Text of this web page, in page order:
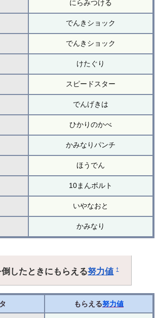
にらみつける
でんきショック
でんきショック
けたぐり
スピードスター
でんげきは
ひかりのかべ
かみなりパンチ
ほうでん
10まんボルト
いやなおと
かみなり
倒したときにもらえる努力値 †
もらえる努力値